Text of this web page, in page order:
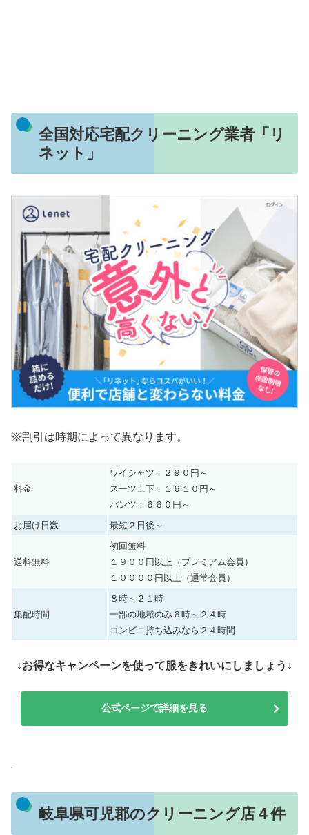
全国対応宅配クリーニング業者「リ
ネット」
※割引は時期によって異なります。
料金
ワイシャツ：２９０円～
スーツ上下：１６１０円～
パンツ：６６０円～
お届け日数
最短２日後～
送料無料
初回無料
１９００円以上（プレミアム会員）
１００００円以上（通常会員）
集配時間
８時～２１時
一部の地域のみ６時～２４時
コンビニ持ち込みなら２４時間
↓お得なキャンペーンを使って服をきれいにしましょう↓
公式ページで詳細を見る
岐阜県可児郡のクリーニング店４件